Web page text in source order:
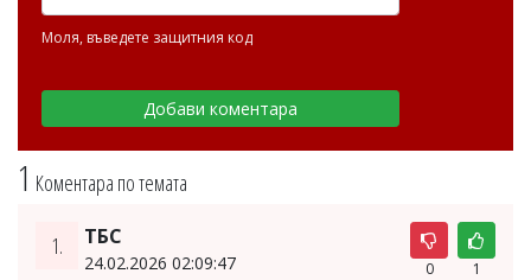
1 Коментара по темата
1. ТБС
24.02.2026 02:09:47 0 1
Моля, въведете защитния код